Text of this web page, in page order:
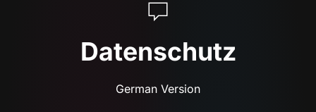
Datenschutz
German Version